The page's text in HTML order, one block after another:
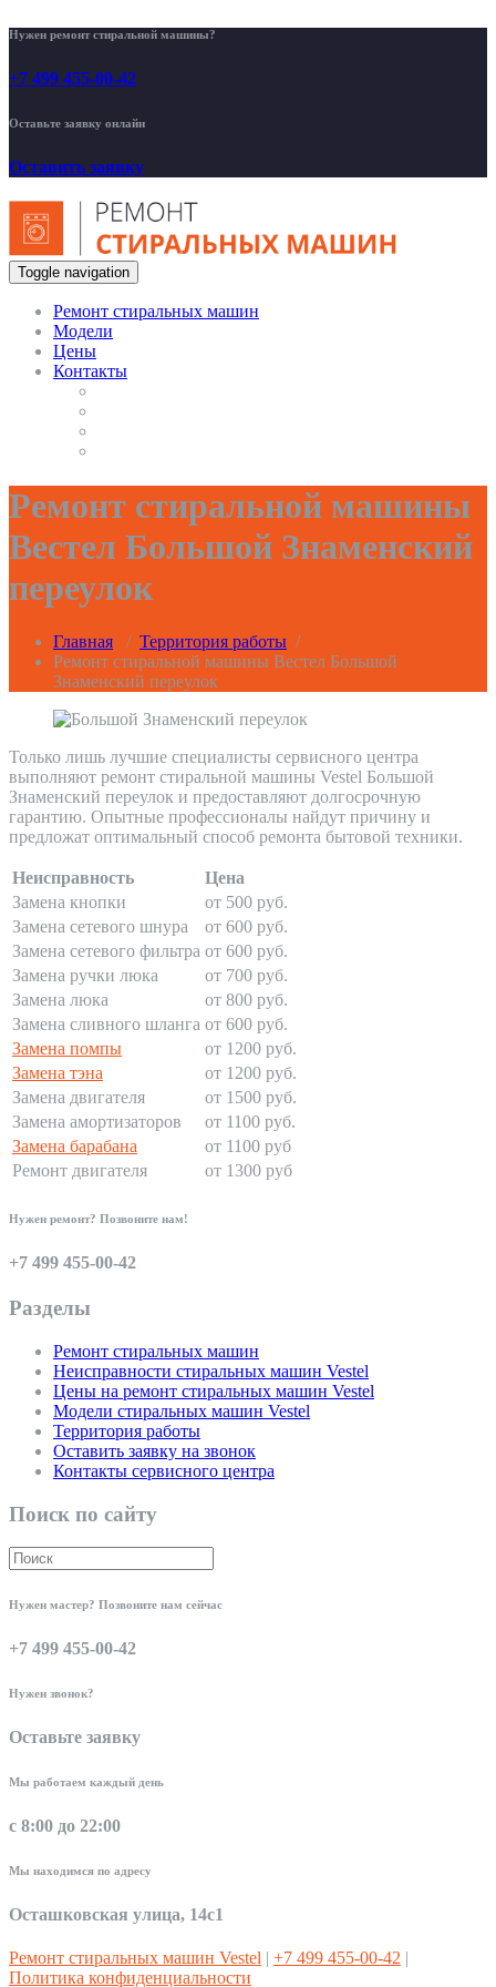
Нужен ремонт стиральной машины?
+7 499 455-00-42
Оставьте заявку онлайн
Оставить заявку
Toggle navigation
Ремонт стиральных машин
Модели
Цены
Контакты
Ремонт стиральной машины
Вестел Большой Знаменский
переулок
Главная / Территория работы /
Ремонт стиральной машины Вестел Большой
Знаменский переулок
Только лишь лучшие специалисты сервисного центра
выполняют ремонт стиральной машины Vestel Большой
Знаменский переулок и предоставляют долгосрочную
гарантию. Опытные профессионалы найдут причину и
предложат оптимальный способ ремонта бытовой техники.
Неисправность
Цена
Замена кнопки
от 500 руб.
Замена сетевого шнура
от 600 руб.
Замена сетевого фильтра от 600 руб.
Замена ручки люка
от 700 руб.
Замена люка
от 800 руб.
Замена сливного шланга от 600 руб.
Замена помпы
от 1200 руб.
Замена тэна
от 1200 руб.
Замена двигателя
от 1500 руб.
Замена амортизаторов
от 1100 руб.
Замена барабана
от 1100 руб
Ремонт двигателя
от 1300 руб
Нужен ремонт? Позвоните нам!
+7 499 455-00-42
Разделы
Ремонт стиральных машин
Неисправности стиральных машин Vestel
Цены на ремонт стиральных машин Vestel
Модели стиральных машин Vestel
Территория работы
Оставить заявку на звонок
Контакты сервисного центра
Поиск по сайту
Нужен мастер? Позвоните нам сейчас
+7 499 455-00-42
Нужен звонок?
Оставьте заявку
Мы работаем каждый день
с 8:00 до 22:00
Мы находимся по адресу
Осташковская улица, 14с1
Ремонт стиральных машин Vestel | +7 499 455-00-42 |
Политика конфиденциальности